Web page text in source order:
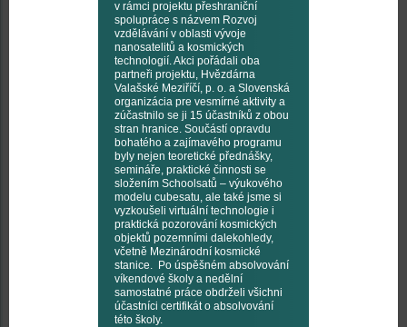
v rámci projektu přeshraniční
spolupráce s názvem Rozvoj
vzdělávání v oblasti vývoje
nanosatelitů a kosmických
technologií. Akci pořádali oba
partneři projektu, Hvězdárna
Valašské Meziříčí, p. o. a Slovenská
organizácia pre vesmírné aktivity a
zúčastnilo se ji 15 účastníků z obou
stran hranice. Součástí opravdu
bohatého a zajímavého programu
byly nejen teoretické přednášky,
semináře, praktické činnosti se
složením Schoolsatů – výukového
modelu cubesatu, ale také jsme si
vyzkoušeli virtuální technologie i
praktická pozorování kosmických
objektů pozemními dalekohledy,
včetně Mezinárodní kosmické
stanice. Po úspěšném absolvování
víkendové školy a nedělní
samostatné práce obdrželi všichni
účastníci certifikát o absolvování
této školy.